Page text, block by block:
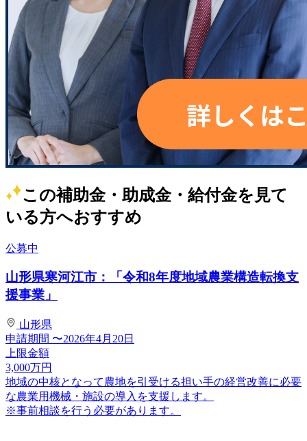
この補助金・助成金・給付金を見て
いる方へおすすめ
公募中
山形県寒河江市：「令和8年度地域農業構造転換支
援事業」
山形県
申請期間 〜2026年4月20日
上限金額
3,000万円
地域の中核となって農地を引受ける担い⼿の経営改善に必要
な農業⽤機械・施設の導⼊を⽀援します。
※事前相談を行う必要があります。